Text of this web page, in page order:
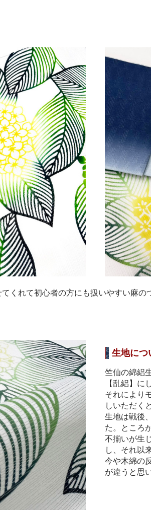
くれて初心者の方にも扱いやすい麻
生地につ
竺仙の綿絽
【乱絽】に
それにより
しいただく
生地は戦後
た。ところ
不揃いが生
し、それ以
今や木綿の
が違うと思